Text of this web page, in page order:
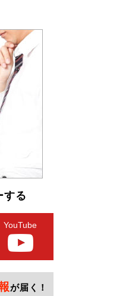
する
YouTube
が届く！